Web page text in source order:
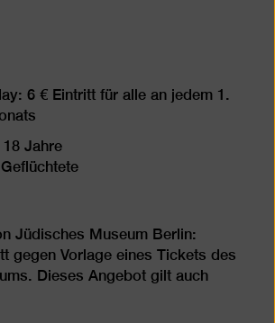
6 € Eintritt für alle an jedem 1.
Jahre
Jüdisches Museum Berlin:
gegen Vorlage eines Tickets des
Dieses Angebot gilt auch